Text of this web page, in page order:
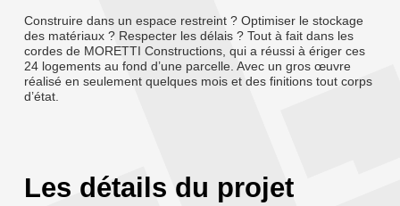
Construire dans un espace restreint ? Optimiser le stockage
des matériaux ? Respecter les délais ? Tout à fait dans les
cordes de MORETTI Constructions, qui a réussi à ériger ces
24 logements au fond d’une parcelle. Avec un gros œuvre
réalisé en seulement quelques mois et des finitions tout corps
d’état.
Les détails du projet